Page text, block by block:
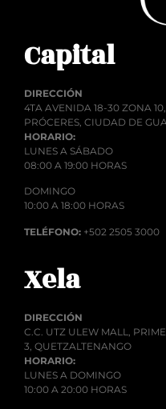
Capital
DIRECCIÓN
4TA AVENIDA 18-30 ZONA
PRÓCERES, CIUDAD DE
HORARIO:
LUNES A SÁBADO
08:00 A 19:00 HORAS
DOMINGO
10:00 A 18:00 HORAS
TELÉFONO: +502 2505 3000
Xela
DIRECCIÓN
C.C. UTZ ULEW MALL,
3, QUETZALTENANGO
HORARIO:
LUNES A DOMINGO
10:00 A 20:00 HORAS